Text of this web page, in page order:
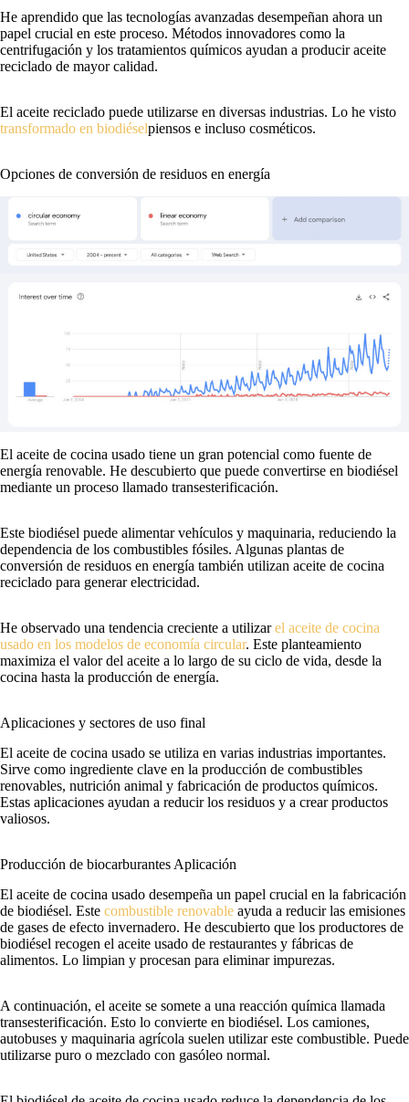
He aprendido que las tecnologías avanzadas desempeñan ahora un
papel crucial en este proceso. Métodos innovadores como la
centrifugación y los tratamientos químicos ayudan a producir aceite
reciclado de mayor calidad.
El aceite reciclado puede utilizarse en diversas industrias. Lo he visto
transformado en biodiéselpiensos e incluso cosméticos.
Opciones de conversión de residuos en energía
El aceite de cocina usado tiene un gran potencial como fuente de
energía renovable. He descubierto que puede convertirse en biodiésel
mediante un proceso llamado transesterificación.
Este biodiésel puede alimentar vehículos y maquinaria, reduciendo la
dependencia de los combustibles fósiles. Algunas plantas de
conversión de residuos en energía también utilizan aceite de cocina
reciclado para generar electricidad.
He observado una tendencia creciente a utilizarel aceite de cocina
usado en los modelos de economía circular. Este planteamiento
maximiza el valor del aceite a lo largo de su ciclo de vida, desde la
cocina hasta la producción de energía.
Aplicaciones y sectores de uso final
El aceite de cocina usado se utiliza en varias industrias importantes.
Sirve como ingrediente clave en la producción de combustibles
renovables, nutrición animal y fabricación de productos químicos.
Estas aplicaciones ayudan a reducir los residuos y a crear productos
valiosos.
Producción de biocarburantes Aplicación
El aceite de cocina usado desempeña un papel crucial en la fabricación
de biodiésel. Este combustible renovable ayuda a reducir las emisiones
de gases de efecto invernadero. He descubierto que los productores de
biodiésel recogen el aceite usado de restaurantes y fábricas de
alimentos. Lo limpian y procesan para eliminar impurezas.
A continuación, el aceite se somete a una reacción química llamada
transesterificación. Esto lo convierte en biodiésel. Los camiones,
autobuses y maquinaria agrícola suelen utilizar este combustible. Puede
utilizarse puro o mezclado con gasóleo normal.